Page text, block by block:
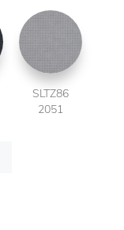
SLTZ86
2051